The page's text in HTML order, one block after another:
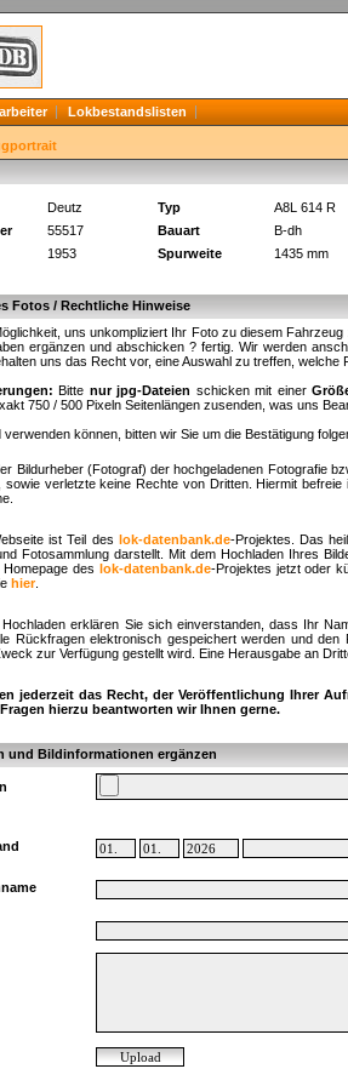
Lokbestandslisten
Deutz Typ A8L 614 R
55517 Bauart B-dh
1953 Spurweite 1435 mm
Fotos / Rechtliche Hinweise
uns unkompliziert Ihr Foto zu diesem
ergänzen und abschicken ? fertig. Wir werden
uns das Recht vor, eine Auswahl zu treffen, welche
Bitte nur jpg-Dateien schicken mit einer
750 / 500 Pixeln Seitenlängen zusenden, was uns
verwenden können, bitten wir Sie um die Bestätigung
Bildurheber (Fotograf) der hochgeladenen Fotografie
sowie verletzte keine Rechte von Dritten. Hiermit
ist Teil des lok-datenbank.de-Projektes. Das
Fotosammlung darstellt. Mit dem Hochladen Ihres
des lok-datenbank.de-Projektes jetzt oder
hier.
erklären Sie sich einverstanden, dass Ihr
Rückfragen elektronisch gespeichert werden und
zur Verfügung gestellt wird. Eine Herausgabe an
jederzeit das Recht, der Veröffentlichung Ihrer
hierzu beantworten wir Ihnen gerne.
und Bildinformationen ergänzen